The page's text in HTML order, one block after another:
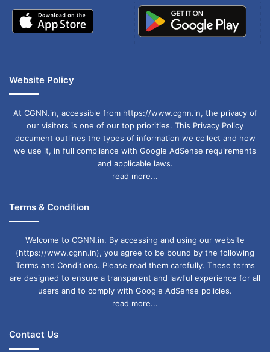
Website Policy
At CGNN.in, accessible from https://www.cgnn.in, the privacy of
our visitors is one of our top priorities. This Privacy Policy
document outlines the types of information we collect and how
we use it, in full compliance with Google AdSense requirements
and applicable laws.
read more...
Terms & Condition
Welcome to CGNN.in. By accessing and using our website
(https://www.cgnn.in), you agree to be bound by the following
Terms and Conditions. Please read them carefully. These terms
are designed to ensure a transparent and lawful experience for all
users and to comply with Google AdSense policies.
read more...
Contact Us